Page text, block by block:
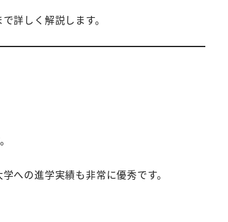
詳しく解説します。
への進学実績も非常に優秀です。